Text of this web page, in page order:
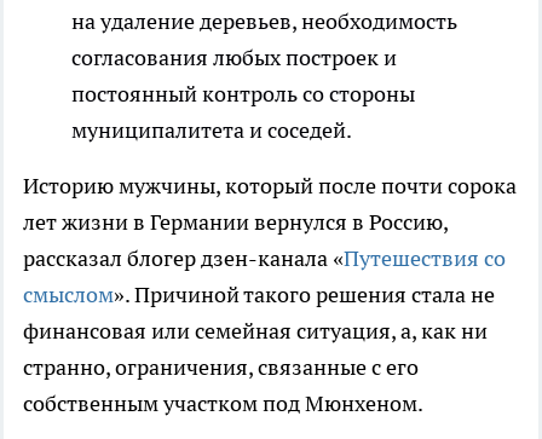
на удаление деревьев, необходимость
согласования любых построек и
постоянный контроль со стороны
муниципалитета и соседей.
Историю мужчины, который после почти сорока
лет жизни в Германии вернулся в Россию,
рассказал блогер дзен-канала «Путешествия со
смыслом». Причиной такого решения стала не
финансовая или семейная ситуация, а, как ни
странно, ограничения, связанные с его
собственным участком под Мюнхеном.